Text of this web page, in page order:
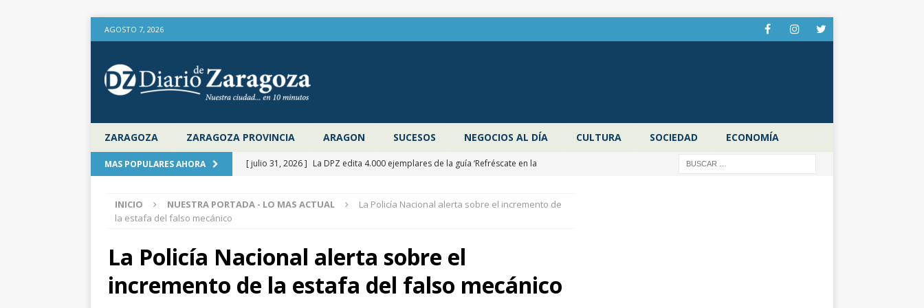
AGOSTO 7, 2026
ZARAGOZA ZARAGOZA PROVINCIA ARAGON SUCESOS NEGOCIOS AL DÍA CULTURA SOCIEDAD ECONOMÍA
MAS POPULARES AHORA [ julio 31, 2026 ] La DPZ edita 4.000 ejemplares de la guía ‘Refréscate en la
aire libre en el verano
ZARAGOZA PROVINCIA
la Diputación de Zaragoza con las entradas agotadas
[ julio 31, 2026 ] Zaragoza congela un año más los impuestos municipales y
INICIO NUESTRA PORTADA - LO MAS ACTUAL
La Policía Nacional alerta sobre el incremento de
la estafa del falso mecánico
La Policía Nacional alerta sobre el
incremento de la estafa del falso mecánico